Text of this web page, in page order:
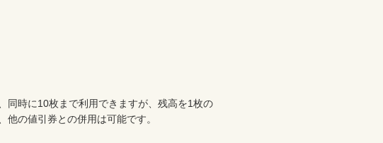
同時に10枚まで利用できますが、残高を1枚の
の値引券との併用は可能です。